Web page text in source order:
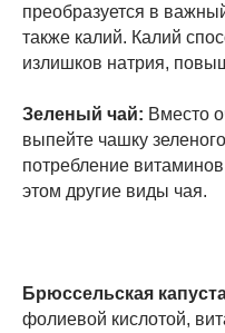
преобразуется в
также калий. Калий
излишков натрия,
Зеленый чай: Вместо
выпейте чашку
потребление
этом другие виды чая.
Брюссельская
фолиевой кислотой,